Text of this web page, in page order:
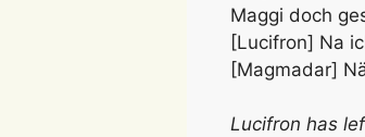
Maggi doch
[Lucifron] Na
[Magmadar]
Lucifron has